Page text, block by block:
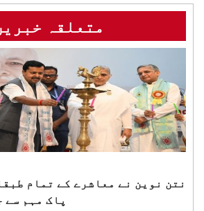
متعلقہ
نتن نوین نے معاشرے کے تمام
پاک مہم سے